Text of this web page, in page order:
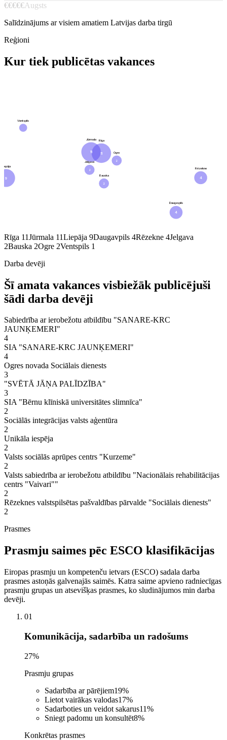
€€€€€Augsts
Salīdzinājums ar visiem amatiem Latvijas darba tirgū
Reģioni
Kur tiek publicētas vakances
Ventspils
2
Jelgava
2
Bauska
2
Ogre
4
Daugavpils
4
Rēzekne
9
Liepāja
11
Rīga
11
Jūrmala
Rīga 11Jūrmala 11Liepāja 9Daugavpils 4Rēzekne 4Jelgava
2Bauska 2Ogre 2Ventspils 1
Darba devēji
Šī amata vakances visbiežāk publicējuši
šādi darba devēji
Sabiedrība ar ierobežotu atbildību "SANARE-KRC
JAUNĶEMERI"
4
SIA "SANARE-KRC JAUNĶEMERI"
4
Ogres novada Sociālais dienests
3
"SVĒTĀ JĀŅA PALĪDZĪBA"
3
SIA "Bērnu klīniskā universitātes slimnīca"
2
Sociālās integrācijas valsts aģentūra
2
Unikāla iespēja
2
Valsts sociālās aprūpes centrs "Kurzeme"
2
Valsts sabiedrība ar ierobežotu atbildību "Nacionālais rehabilitācijas
centrs "Vaivari""
2
Rēzeknes valstspilsētas pašvaldības pārvalde "Sociālais dienests"
2
Prasmes
Prasmju saimes pēc ESCO klasifikācijas
Eiropas prasmju un kompetenču ietvars (ESCO) sadala darba
prasmes astoņās galvenajās saimēs. Katra saime apvieno radniecīgas
prasmju grupas un atsevišķas prasmes, ko sludinājumos min darba
devēji.
01
Komunikācija, sadarbība un radošums
27%
Prasmju grupas
Sadarbība ar pārējiem19%
Lietot vairākas valodas17%
Sadarboties un veidot sakarus11%
Sniegt padomu un konsultēt8%
Konkrētas prasmes